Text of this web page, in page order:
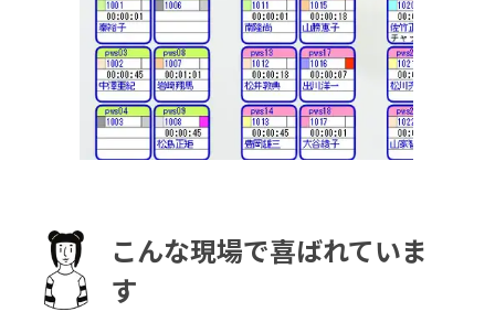
こんな現場で喜ばれていま
す